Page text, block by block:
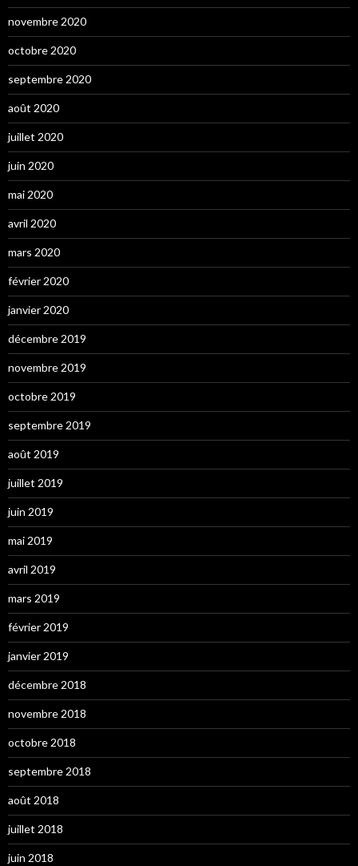
novembre 2020
octobre 2020
septembre 2020
août 2020
juillet 2020
juin 2020
mai 2020
avril 2020
mars 2020
février 2020
janvier 2020
décembre 2019
novembre 2019
octobre 2019
septembre 2019
août 2019
juillet 2019
juin 2019
mai 2019
avril 2019
mars 2019
février 2019
janvier 2019
décembre 2018
novembre 2018
octobre 2018
septembre 2018
août 2018
juillet 2018
juin 2018